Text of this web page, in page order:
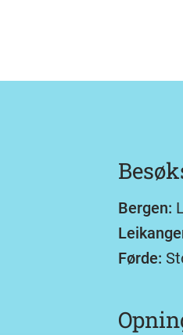
Bergen:
Førde: